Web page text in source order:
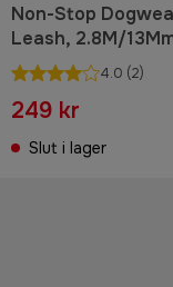
Non-Stop
Leash, 2.8M/
4.0 (2)
249 kr
Slut i lager